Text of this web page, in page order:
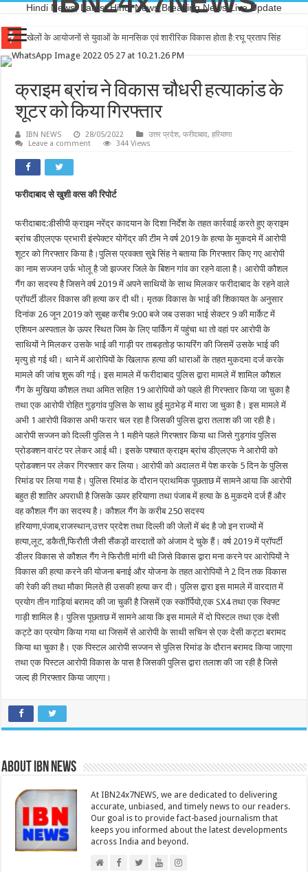
Hindi News, Latest Hindi News,Breaking News,Live Update
खेलों के आयोजनों से युवाओं के मानसिक एवं शारीरिक विकास होता है:रघू प्रताप सिंह
क्राइम ब्रांच ने विकास चौधरी हत्याकांड के
शूटर को किया गिरफ्तार
IBN NEWS 28/05/2022 उत्तर प्रदेश,फरीदाबाद,हरियाणा
Leave a comment
344 Views
फरीदाबाद से खुशी वत्स की रिपोर्ट
फरीदाबाद:डीसीपी क्राइम नरेंद्र कादयान के दिशा निर्देश के तहत कार्रवाई करते हुए क्राइम
ब्रांच डीएलएफ प्रभारी इंस्पेक्टर योगेंद्र की टीम ने वर्ष 2019 के हत्या के मुकदमे में आरोपी
शूटर को गिरफ्तार किया है।पुलिस प्रवक्ता सुबे सिंह ने बताया कि गिरफ्तार किए गए आरोपी
का नाम सज्जन उर्फ भोलू है जो झज्जर जिले के बिशन गांव का रहने वाला है। आरोपी कौशल
गैंग का सदस्य है जिसने वर्ष 2019 में अपने साथियों के साथ मिलकर फरीदाबाद के रहने वाले
प्रॉपर्टी डीलर विकास की हत्या कर दी थी। मृतक विकास के भाई की शिकायत के अनुसार
दिनांक 26 जून 2019 को सुबह करीब 9:00 बजे जब उसका भाई सेक्टर 9 की मार्केट में
एशियन अस्पताल के ऊपर स्थित जिम के लिए पार्किंग में पहुंचा था तो वहां पर आरोपी के
साथियों ने मिलकर उसके भाई की गाड़ी पर ताबड़तोड़ फायरिंग की जिसमें उसके भाई की
मृत्यु हो गई थी। थाने में आरोपियों के खिलाफ हत्या की धाराओं के तहत मुकदमा दर्ज करके
मामले की जांच शुरू की गई। इस मामले में फरीदाबाद पुलिस द्वारा मामले में शामिल कौशल
गैंग के मुखिया कौशल तथा अमित सहित 19 आरोपियों को पहले ही गिरफ्तार किया जा चुका है
तथा एक आरोपी रोहित गुड़गांव पुलिस के साथ हुई मुठभेड़ में मारा जा चुका है। इस मामले में
अभी 1 आरोपी विकास अभी फरार चल रहा है जिसकी पुलिस द्वारा तलाश की जा रही है।
आरोपी सज्जन को दिल्ली पुलिस ने 1 महीने पहले गिरफ्तार किया था जिसे गुड़गांव पुलिस
प्रोडक्शन वारंट पर लेकर आई थी। इसके पश्चात क्राइम ब्रांच डीएलएफ ने आरोपी को
प्रोडक्शन पर लेकर गिरफ्तार कर लिया। आरोपी को अदालत में पेश करके 5 दिन के पुलिस
रिमांड पर लिया गया है। पुलिस रिमांड के दौरान प्राथमिक पूछताछ में सामने आया कि आरोपी
बहुत ही शातिर अपराधी है जिसके ऊपर हरियाणा तथा पंजाब में हत्या के 8 मुकदमे दर्ज हैं और
वह कौशल गैंग का सदस्य है। कौशल गैंग के करीब 250 सदस्य
हरियाणा,पंजाब,राजस्थान,उत्तर प्रदेश तथा दिल्ली की जेलों में बंद है जो इन राज्यों में
हत्या,लूट, डकैती,फिरौती जैसी सैंकड़ों वारदातों को अंजाम दे चुके हैं। वर्ष 2019 में प्रॉपर्टी
डीलर विकास से कौशल गैंग ने फिरौती मांगी थी जिसे विकास द्वारा मना करने पर आरोपियों ने
विकास की हत्या करने की योजना बनाई और योजना के तहत आरोपियों ने 2 दिन तक विकास
की रेकी की तथा मौका मिलते ही उसकी हत्या कर दी। पुलिस द्वारा इस मामले में वारदात में
प्रयोग तीन गाड़ियां बरामद की जा चुकी है जिसमें एक स्कॉर्पियो,एक SX4 तथा एक स्विफ्ट
गाड़ी शामिल है। पुलिस पूछताछ में सामने आया कि इस मामले में दो पिस्टल तथा एक देसी
कट्टे का प्रयोग किया गया था जिसमें से आरोपी के साथी सचिन से एक देसी कट्टा बरामद
किया था चुका है। एक पिस्टल आरोपी सज्जन से पुलिस रिमांड के दौरान बरामद किया जाएगा
तथा एक पिस्टल आरोपी विकास के पास है जिसकी पुलिस द्वारा तलाश की जा रही है जिसे
जल्द ही गिरफ्तार किया जाएगा।
About IBN NEWS
At IBN24x7NEWS, we are dedicated to delivering
accurate, unbiased, and timely news to our readers.
Our goal is to provide fact-based journalism that
keeps you informed about the latest developments
across India and beyond.